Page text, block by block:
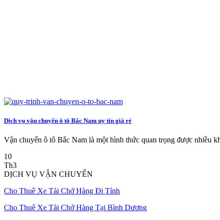
Dịch vụ vận chuyển ô tô Bắc Nam uy tín giá rẻ
Vận chuyển ô tô Bắc Nam là một hình thức quan trọng được nhiều
10
Th3
DỊCH VỤ VẬN CHUYỂN
Cho Thuê Xe Tải Chở Hàng Đi Tỉnh
Cho Thuê Xe Tải Chở Hàng Tại Bình Dương